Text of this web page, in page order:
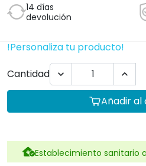
14 días
devolución
!Personaliza tu producto!
Cantidad
 
Añadir
Establecimiento sanitario